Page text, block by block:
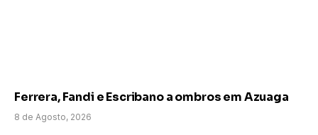
Ferrera, Fandi e Escribano a ombros em Azuaga
8 de Agosto, 2026